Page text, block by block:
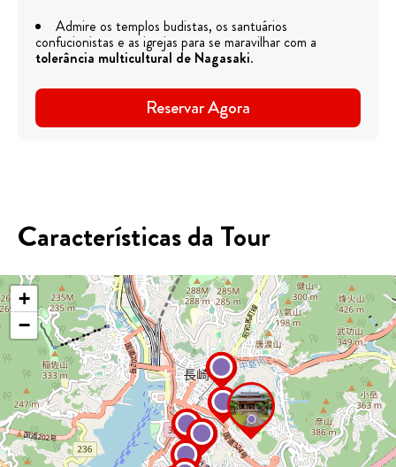
Admire os templos budistas, os santuários
confucionistas e as igrejas para se maravilhar com a
tolerância multicultural de Nagasaki.
Reservar Agora
Características da Tour
+
−